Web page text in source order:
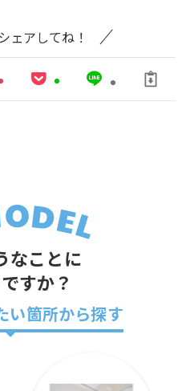
ェアしてね！
なことに
すか？
い箇所から探す